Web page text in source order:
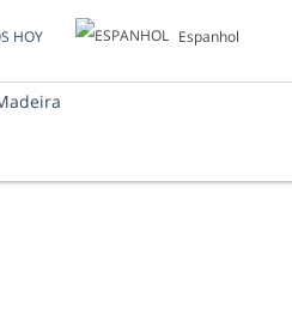
HOY Espanhol